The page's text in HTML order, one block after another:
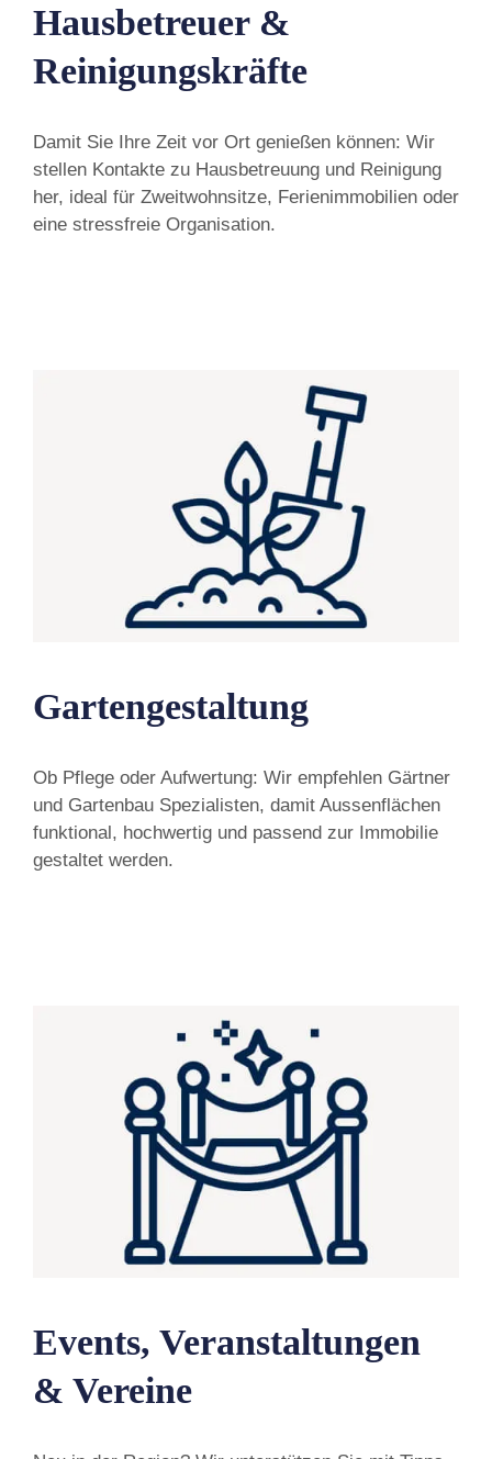
Hausbetreuer &
Reinigungskräfte
Damit Sie Ihre Zeit vor Ort genießen können: Wir
stellen Kontakte zu Hausbetreuung und Reinigung
her, ideal für Zweitwohnsitze, Ferienimmobilien oder
eine stressfreie Organisation.
Gartengestaltung
Ob Pflege oder Aufwertung: Wir empfehlen Gärtner
und Gartenbau Spezialisten, damit Aussenflächen
funktional, hochwertig und passend zur Immobilie
gestaltet werden.
Events, Veranstaltungen
& Vereine